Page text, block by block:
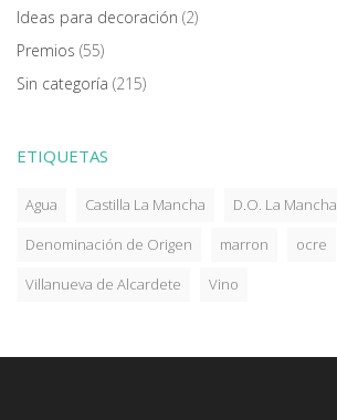
Ideas para decoración (2)
Premios (55)
Sin categoría (215)
ETIQUETAS
Agua Castilla La Mancha D.O. La Mancha
Denominación de Origen
marron ocre
Villanueva de Alcardete
Vino